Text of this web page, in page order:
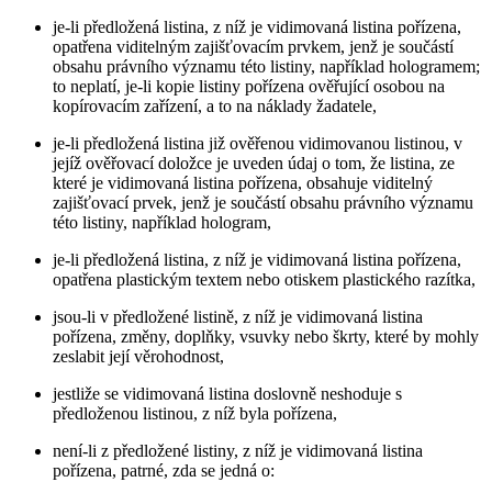
je-li předložená listina, z níž je vidimovaná listina pořízena,
opatřena viditelným zajišťovacím prvkem, jenž je součástí
obsahu právního významu této listiny, například hologramem;
to neplatí, je-li kopie listiny pořízena ověřující osobou na
kopírovacím zařízení, a to na náklady žadatele,
je-li předložená listina již ověřenou vidimovanou listinou, v
jejíž ověřovací doložce je uveden údaj o tom, že listina, ze
které je vidimovaná listina pořízena, obsahuje viditelný
zajišťovací prvek, jenž je součástí obsahu právního významu
této listiny, například hologram,
je-li předložená listina, z níž je vidimovaná listina pořízena,
opatřena plastickým textem nebo otiskem plastického razítka,
jsou-li v předložené listině, z níž je vidimovaná listina
pořízena, změny, doplňky, vsuvky nebo škrty, které by mohly
zeslabit její věrohodnost,
jestliže se vidimovaná listina doslovně neshoduje s
předloženou listinou, z níž byla pořízena,
není-li z předložené listiny, z níž je vidimovaná listina
pořízena, patrné, zda se jedná o: